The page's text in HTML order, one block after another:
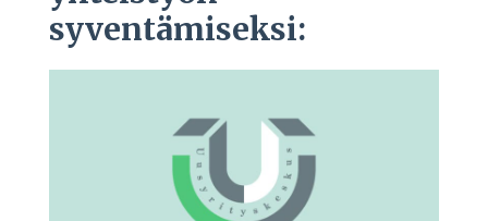
syventämiseksi: